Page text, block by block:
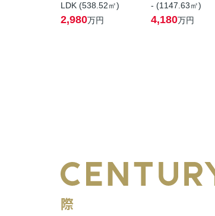
LDK (538.52㎡)
2,980万円
- (1147.63㎡)
4,180万円